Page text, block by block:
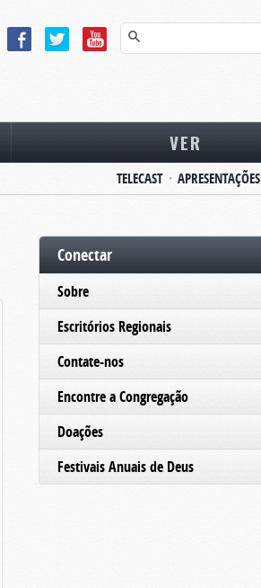
VER
TELECAST APRESENTAÇÕES
Conectar
Sobre
Escritórios Regionais
Contate-nos
Encontre a Congregação
Doações
Festivais Anuais de Deus